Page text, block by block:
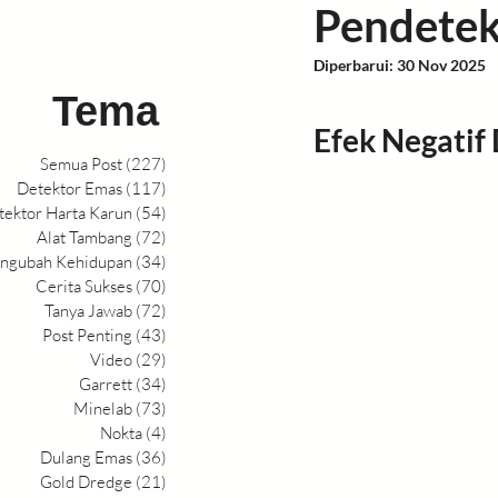
Tema
Semua Post (227)
Detektor Emas (117)
Harta Karun (54)
Alat Tambang (72)
Kehidupan (34)
Cerita Sukses (70)
Tanya Jawab (72)
Post Penting (43)
Video (29)
Garrett (34)
Minelab (73)
Nokta (4)
Dulang Emas (36)
Gold Dredge (21)
Panduan Intan
Ulasan Detektor
Diperbarui: 30 Nov 2025
Efek Negatif